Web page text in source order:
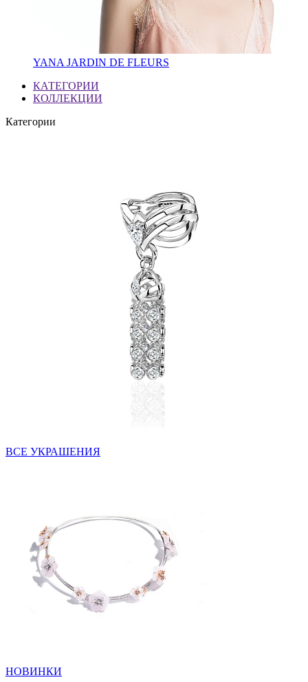
YANA JARDIN DE FLEURS
КАТЕГОРИИ
КОЛЛЕКЦИИ
Категории
ВСЕ УКРАШЕНИЯ
НОВИНКИ